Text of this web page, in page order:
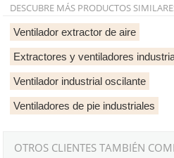
DESCUBRE MÁS PRODUCTOS
Ventilador extractor de aire
Extractores y ventiladores
Ventilador industrial oscilante
Ventiladores de pie industriales
OTROS CLIENTES TAMBIÉN